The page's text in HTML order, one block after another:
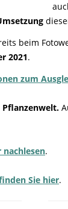
beim
2021.
zum
Pflanzenwelt.
nachlesen.
Sie hier.